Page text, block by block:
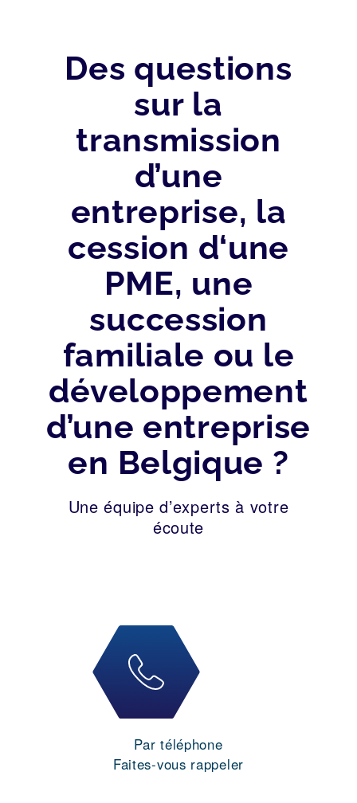
Des questions
sur la
transmission
d’une
entreprise, la
cession d‘une
PME, une
succession
familiale ou le
développement
d’une entreprise
en Belgique ?
Une équipe d’experts à votre
écoute
Par téléphone
Faites-vous rappeler